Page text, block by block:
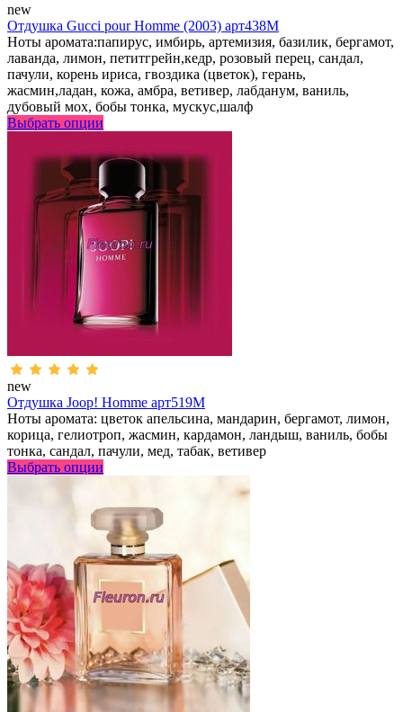
new
Отдушка Gucci pour Homme (2003) арт438M
Ноты аромата:папирус, имбирь, артемизия, базилик, бергамот,
лаванда, лимон, петитгрейн,кедр, розовый перец, сандал,
пачули, корень ириса, гвоздика (цветок), герань,
жасмин,ладан, кожа, амбра, ветивер, лабданум, ваниль,
дубовый мох, бобы тонка, мускус,шалф
Выбрать опции
new
Отдушка Joop! Homme арт519M
Ноты аромата: цветок апельсина, мандарин, бергамот, лимон,
корица, гелиотроп, жасмин, кардамон, ландыш, ваниль, бобы
тонка, сандал, пачули, мед, табак, ветивер
Выбрать опции